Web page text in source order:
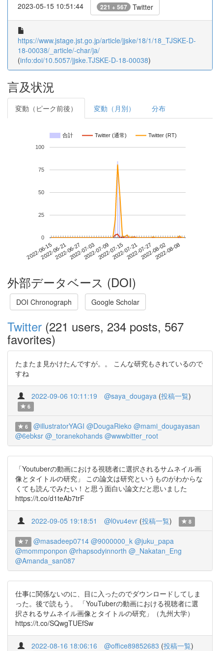
2023-05-15 10:51:44 221 + 567 Twitter
https://www.jstage.jst.go.jp/article/jjske/18/1/18_TJSKE-D-
18-00038/_article/-char/ja/
(info:doi/10.5057/jjske.TJSKE-D-18-00038)
言及状況
変動（ピーク前後） 変動（月別） 分布
合計 Twitter (通常) Twitter (RT)
2022-06-152022-06-212022-06-272022-07-032022-07-092022-07-152022-07-212022-07-272022-08-022022-08-08
0
25
50
75
100
外部データベース (DOI)
DOI Chronograph Google Scholar
Twitter (221 users, 234 posts, 567
favorites)
たまたま見かけたんですが。。 こんな研究もされているので
すね
2022-09-06 10:11:19 @saya_dougaya (投稿一覧)
6
6 @illustratorYAGI @DougaRieko @mami_dougayasan
@6ebksr @_toranekohands @wwwbitter_root
「Youtuberの動画における視聴者に選択されるサムネイル画
像とタイトルの研究」 この論文は研究というものがわからな
くても読んでみたい！と思う面白い論文だと思いました
https://t.co/d1teAb7trF
2022-09-05 19:18:51 @l0vu4evr (投稿一覧) 8
7 @masadeep0714 @9000000_k @juku_papa
@mommponpon @rhapsodyinnorth @_Nakatan_Eng
@Amanda_san087
仕事に関係ないのに、目に入ったのでダウンロードしてしま
った。後で読もう。 「YouTuberの動画における視聴者に選
択されるサムネイル画像とタイトルの研究」（九州大学）
https://t.co/SQwgTUEfSw
2022-08-16 18:06:16 @office89852683 (投稿一覧)